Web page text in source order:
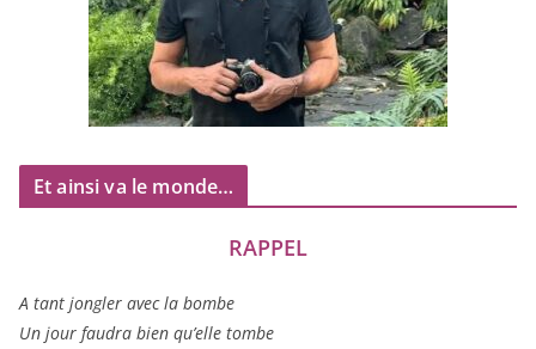
Et ainsi va le monde…
RAPPEL
A tant jon­gler avec la bombe
Un jour fau­dra bien qu’elle tombe